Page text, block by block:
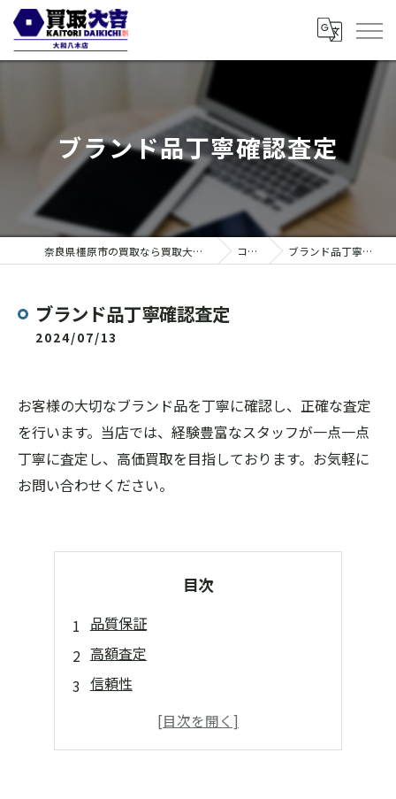
ブランド品丁寧確認査定
奈良県橿原市の買取なら買取大吉 大和八木店 コラム ブランド品丁寧確認査定
ブランド品丁寧確認査定
2024/07/13
お客様の大切なブランド品を丁寧に確認し、正確な査定
を行います。当店では、経験豊富なスタッフが一点一点
丁寧に査定し、高価買取を目指しております。お気軽に
お問い合わせください。
目次
品質保証
高額査定
信頼性
鑑定書発行